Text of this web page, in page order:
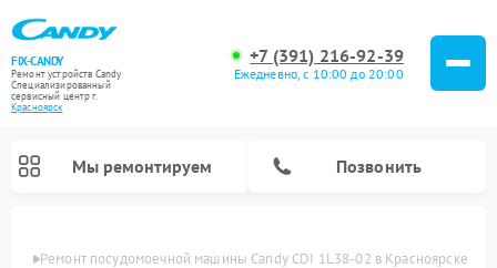
FIX-CANDY
Ремонт устройств Candy
Специализированный
cервисный центр г.
Красноярск
+7 (391) 216-92-39
Ежедневно, с 10:00 до 20:00
Мы ремонтируем Позвонить
Ремонт посудомоечной машины Candy CDI 1L38-02 в Красноярске